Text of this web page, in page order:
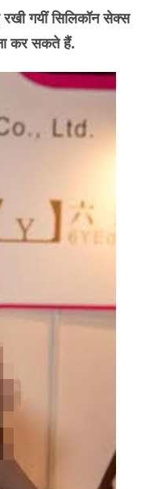
गयीं सिलिकॉन सेक्स
कर सकते हैं.